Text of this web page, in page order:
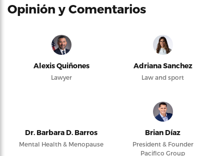
Opinión y Comentarios
Alexis Quiñones
Lawyer
Adriana Sanchez
Law and sport
Dr. Barbara D. Barros
Mental Health & Menopause
Brian Díaz
President & Founder
Pacifico Group